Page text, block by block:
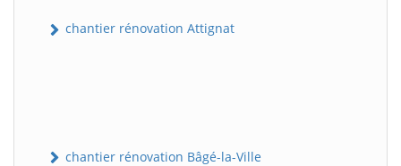
chantier rénovation Attignat
chantier rénovation Bâgé-la-Ville